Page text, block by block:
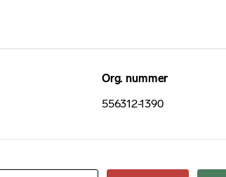
Org. nummer
556312-1390